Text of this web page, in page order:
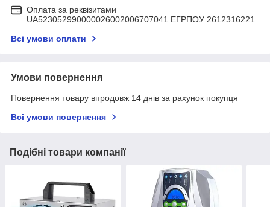
Оплата за реквізитами
UA523052990000026002006707041 ЕГРПОУ 2612316221
Всі умови оплати
Умови повернення
Повернення товару впродовж 14 днів за рахунок покупця
Всі умови повернення
Подібні товари компанії